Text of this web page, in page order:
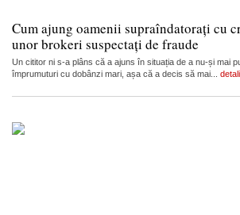
Cum ajung oamenii supraîndatorați cu
unor brokeri suspectați de fraude
Un cititor ni s-a plâns că a ajuns în situația de a nu-și mai
împrumuturi cu dobânzi mari, așa că a decis să mai...